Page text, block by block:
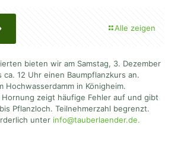
Alle zeigen
bieten wir am Samstag, 3. Dezember
12 Uhr einen Baumpflanzkurs an.
Hochwasserdamm in Königheim.
Hornung zeigt häufige Fehler auf und gibt
Pflanzloch. Teilnehmerzahl begrenzt.
unter info@tauberlaender.de.